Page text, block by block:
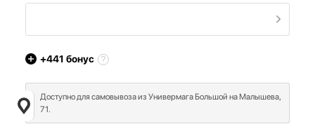
+441 бонус
Доступно для самовывоза из Универмага Большой на Малышева,
71.